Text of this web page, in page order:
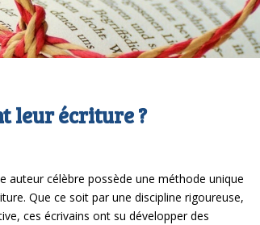
leur écriture ?
auteur célèbre possède une méthode unique
Que ce soit par une discipline rigoureuse,
ces écrivains ont su développer des